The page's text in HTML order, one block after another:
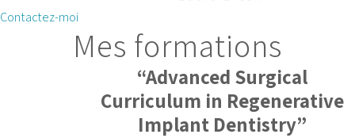
Contactez-moi
Mes formations
“Advanced Surgical
Curriculum in Regenerative
Implant Dentistry”